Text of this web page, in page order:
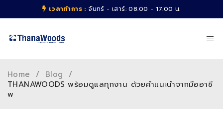
เวลาทำการ : จันทร์ - เสาร์: 08.00 - 17.00 น.
Home / Blog
/
THANAWOODS พร้อมดูแลทุกงาน ด้วยคำแนะนำจากมืออาชี
พ